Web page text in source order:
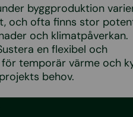
byggproduktion
och ofta finns stor
och klimatpåverkan.
en flexibel och
temporär värme och
behov.